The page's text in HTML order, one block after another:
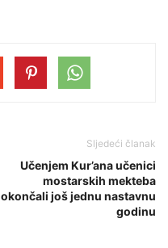
Sljedeći članak
Učenjem Kur’ana učenici
mostarskih mekteba
okončali još jednu nastavnu
godinu